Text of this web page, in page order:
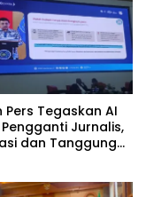
Pers Tegaskan AI
Jurnalis,
dan Tanggung